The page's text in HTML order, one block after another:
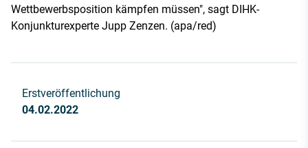
Wettbewerbsposition kämpfen müssen", sagt DIHK-
Konjunkturexperte Jupp Zenzen. (apa/red)
Erstveröffentlichung
04.02.2022